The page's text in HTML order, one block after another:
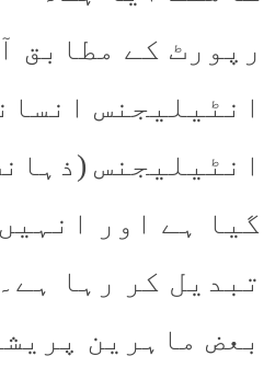
رپورٹ کے مطابق
انٹیلیجنس
انٹیلیجنس
گیا ہے اور
تبدیل کر رہا ہے۔
بعض ماہرین